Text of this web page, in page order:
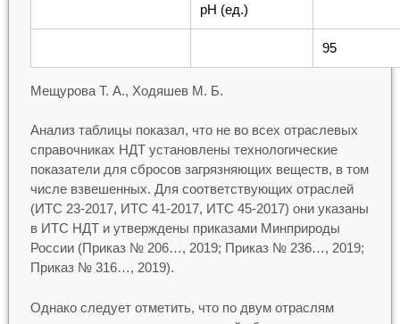
рН (ед.)
95
Мещурова Т. А., Ходяшев М. Б.
Анализ таблицы показал, что не во всех отраслевых
справочниках НДТ установлены технологические
показатели для сбросов загрязняющих веществ, в том
числе взвешенных. Для соответствующих отраслей
(ИТС 23-2017, ИТС 41-2017, ИТС 45-2017) они указаны
в ИТС НДТ и утверждены приказами Минприроды
России (Приказ № 206…, 2019; Приказ № 236…, 2019;
Приказ № 316…, 2019).
Однако следует отметить, что по двум отраслям